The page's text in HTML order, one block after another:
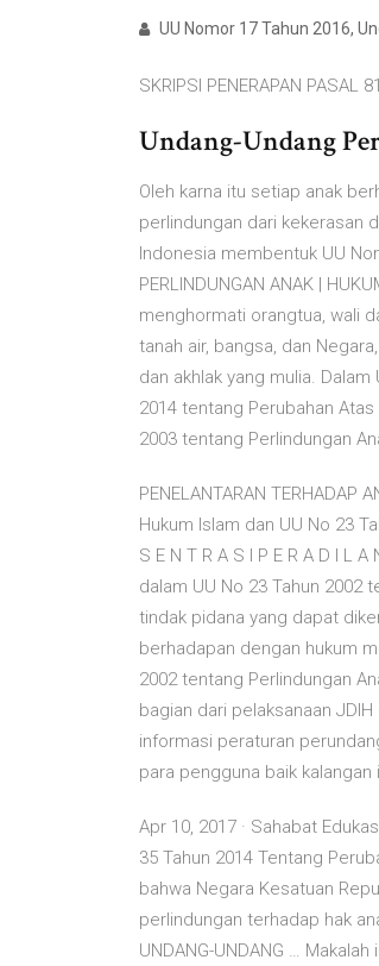
UU Nomor 17 Tahun 2016,
SKRIPSI PENERAPAN PASAL
Undang-Undang
Oleh karna itu setiap anak
perlindungan dari kekerasan
Indonesia membentuk UU
PERLINDUNGAN ANAK |
menghormati orangtua, wali
tanah air, bangsa, dan
dan akhlak yang mulia.
2014 tentang Perubahan
2003 tentang Perlindungan
PENELANTARAN TERHADAP
Hukum Islam dan UU No 23
S E N T R A S I P E R A D I L
dalam UU No 23 Tahun 2002
tindak pidana yang dapat
berhadapan dengan hukum
2002 tentang Perlindungan
bagian dari pelaksanaan
informasi peraturan
para pengguna baik kalangan
Apr 10, 2017 · Sahabat
35 Tahun 2014 Tentang
bahwa Negara Kesatuan
perlindungan terhadap hak
UNDANG-UNDANG …